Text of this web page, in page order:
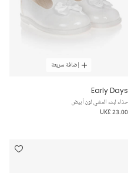
إضافة سريعة
Early Days
حذاء لبدء المشي لون أبيض
UK£ 23.00